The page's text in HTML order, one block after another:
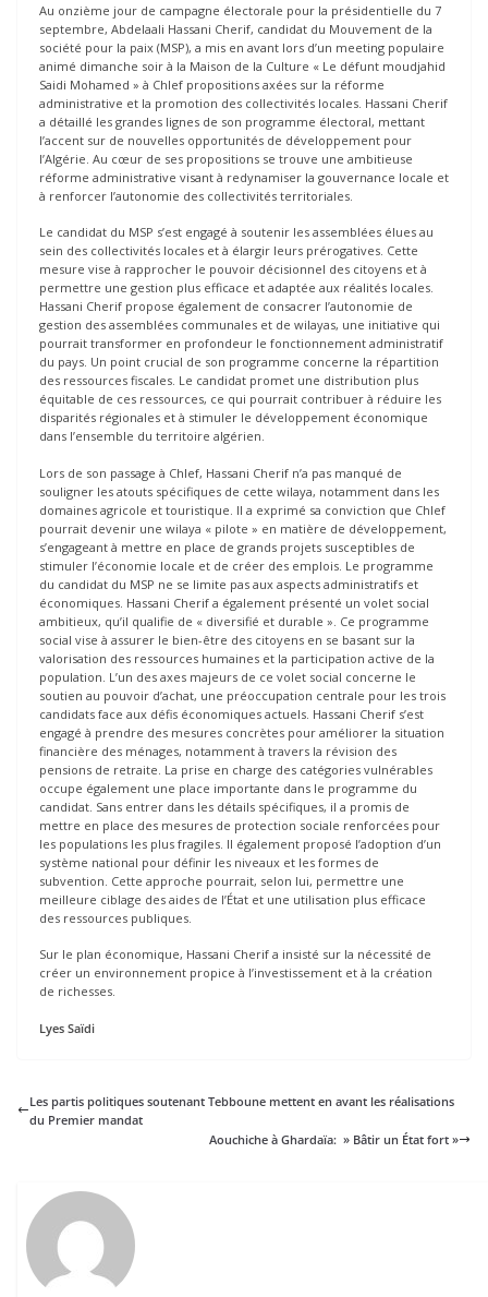
Au onzième jour de campagne électorale pour la présidentielle du 7
septembre, Abdelaali Hassani Cherif, candidat du Mouvement de la
société pour la paix (MSP), a mis en avant lors d’un meeting populaire
animé dimanche soir à la Maison de la Culture « Le défunt moudjahid
Saidi Mohamed » à Chlef propositions axées sur la réforme
administrative et la promotion des collectivités locales. Hassani Cherif
a détaillé les grandes lignes de son programme électoral, mettant
l’accent sur de nouvelles opportunités de développement pour
l’Algérie. Au cœur de ses propositions se trouve une ambitieuse
réforme administrative visant à redynamiser la gouvernance locale et
à renforcer l’autonomie des collectivités territoriales.
Le candidat du MSP s’est engagé à soutenir les assemblées élues au
sein des collectivités locales et à élargir leurs prérogatives. Cette
mesure vise à rapprocher le pouvoir décisionnel des citoyens et à
permettre une gestion plus efficace et adaptée aux réalités locales.
Hassani Cherif propose également de consacrer l’autonomie de
gestion des assemblées communales et de wilayas, une initiative qui
pourrait transformer en profondeur le fonctionnement administratif
du pays. Un point crucial de son programme concerne la répartition
des ressources fiscales. Le candidat promet une distribution plus
équitable de ces ressources, ce qui pourrait contribuer à réduire les
disparités régionales et à stimuler le développement économique
dans l’ensemble du territoire algérien.
Lors de son passage à Chlef, Hassani Cherif n’a pas manqué de
souligner les atouts spécifiques de cette wilaya, notamment dans les
domaines agricole et touristique. Il a exprimé sa conviction que Chlef
pourrait devenir une wilaya « pilote » en matière de développement,
s’engageant à mettre en place de grands projets susceptibles de
stimuler l’économie locale et de créer des emplois. Le programme
du candidat du MSP ne se limite pas aux aspects administratifs et
économiques. Hassani Cherif a également présenté un volet social
ambitieux, qu’il qualifie de « diversifié et durable ». Ce programme
social vise à assurer le bien-être des citoyens en se basant sur la
valorisation des ressources humaines et la participation active de la
population. L’un des axes majeurs de ce volet social concerne le
soutien au pouvoir d’achat, une préoccupation centrale pour les trois
candidats face aux défis économiques actuels. Hassani Cherif s’est
engagé à prendre des mesures concrètes pour améliorer la situation
financière des ménages, notamment à travers la révision des
pensions de retraite. La prise en charge des catégories vulnérables
occupe également une place importante dans le programme du
candidat. Sans entrer dans les détails spécifiques, il a promis de
mettre en place des mesures de protection sociale renforcées pour
les populations les plus fragiles. Il également proposé l’adoption d’un
système national pour définir les niveaux et les formes de
subvention. Cette approche pourrait, selon lui, permettre une
meilleure ciblage des aides de l’État et une utilisation plus efficace
des ressources publiques.
Sur le plan économique, Hassani Cherif a insisté sur la nécessité de
créer un environnement propice à l’investissement et à la création
de richesses.
Lyes Saïdi
Les partis politiques soutenant Tebboune mettent en avant les réalisations
du Premier mandat
Aouchiche à Ghardaïa: » Bâtir un État fort »